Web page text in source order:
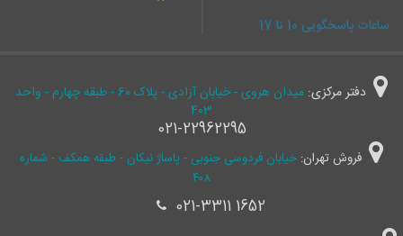
ساعات پاسخگویی 10 تا 17
دفتر مرکزی:
میدان هروی - خیابان آزادی - پلاک 60 - طبقه چهارم - واحد
403
021-22962295
فروش تهران: خیابان فردوسی جنوبی - پاساژ نیکان - طبقه همکف - شماره
۴۰۸
021-3311 1652